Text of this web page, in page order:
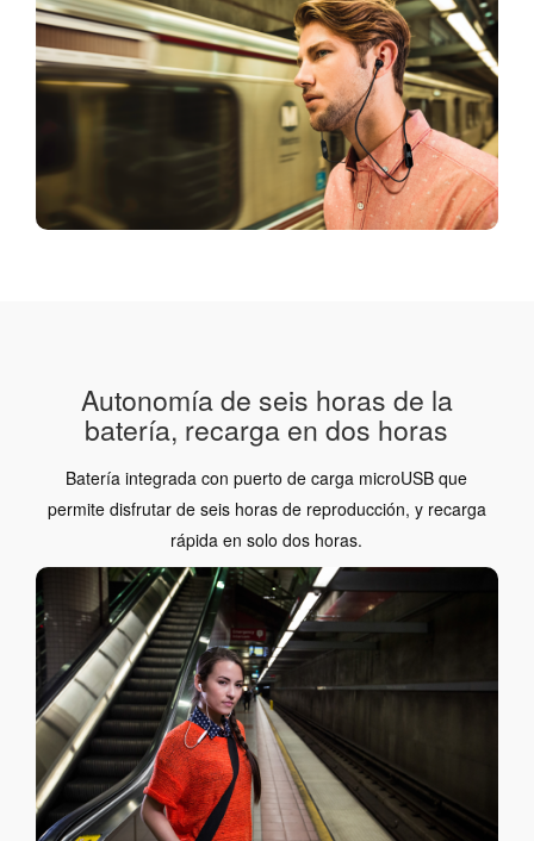
Autonomía de seis horas de la
batería, recarga en dos horas
Batería integrada con puerto de carga microUSB que
permite disfrutar de seis horas de reproducción, y recarga
rápida en solo dos horas.